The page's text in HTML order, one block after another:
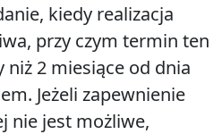
kiedy realizacja
przy czym termin ten
niż 2 miesiące od dnia
Jeżeli zapewnienie
nie jest możliwe,